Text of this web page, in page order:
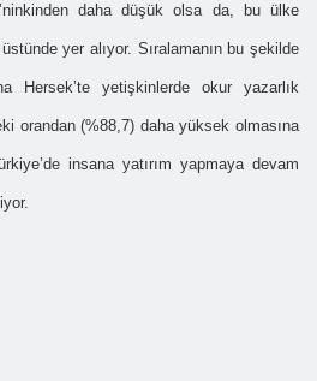
daha düşük olsa da, bu ülke
yer alıyor. Sıralamanın bu şekilde
Hersek’te yetişkinlerde okur yazarlık
orandan (%88,7) daha yüksek olmasına
insana yatırım yapmaya devam